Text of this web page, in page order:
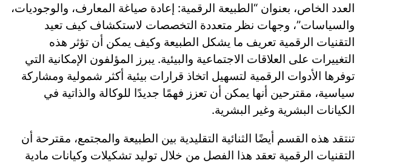
العدد الخاص، بعنوان “الطبيعة الرقمية: إعادة صياغة المعارف، والوجوديات،
والسياسات”، وجهات نظر متعددة التخصصات لاستكشاف كيف تعيد
التقنيات الرقمية تعريف ما يشكل الطبيعة وكيف يمكن أن تؤثر هذه
التغييرات على العلاقات الاجتماعية والبيئية. يبرز المؤلفون الإمكانية التي
توفرها الأدوات الرقمية لتسهيل اتخاذ قرارات بيئية أكثر شمولية ومشاركة
سياسية، مقترحين أنها يمكن أن تعزز فهمًا جديدًا للوكالة والذاتية في
الكيانات البشرية وغير البشرية.
تنتقد هذه القسم أيضًا الثنائية التقليدية بين الطبيعة والمجتمع، مقترحة أن
التقنيات الرقمية تعقد هذا الفصل من خلال توليد تشكيلات وكيانات مادية